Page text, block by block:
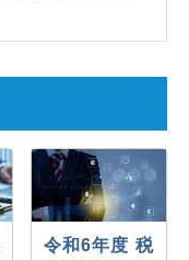
令和6年度 税